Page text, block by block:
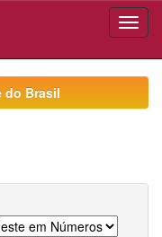
do Brasil